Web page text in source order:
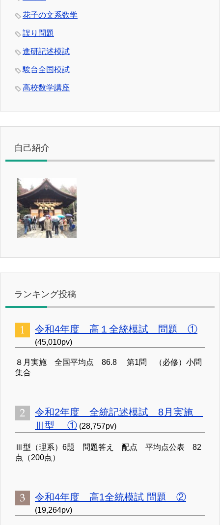
花子の文系数学
誤り問題
進研記述模試
駿台全国模試
高校数学講座
自己紹介
ランキング投稿
令和4年度 高１全統模試 問題 ①
(45,010pv)
８月実施 全国平均点 86.8 第1問 （必修）小問
集合
令和2年度 全統記述模試 8月実施
Ⅲ型 ① (28,757pv)
Ⅲ型（理系）6題 問題答え 配点 平均点公表 82
点（200点）
令和4年度 高1全統模試 問題 ②
(19,264pv)